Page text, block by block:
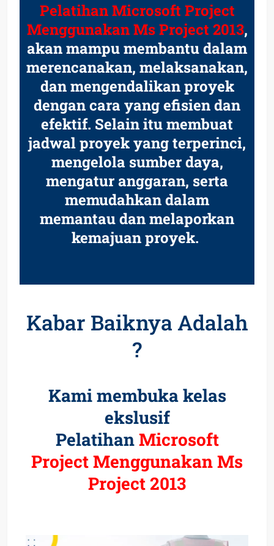
Pelatihan Microsoft Project
Menggunakan Ms Project 2013,
akan mampu membantu dalam
merencanakan, melaksanakan,
dan mengendalikan proyek
dengan cara yang efisien dan
efektif. Selain itu membuat
jadwal proyek yang terperinci,
mengelola sumber daya,
mengatur anggaran, serta
memudahkan dalam
memantau dan melaporkan
kemajuan proyek.
Kabar Baiknya Adalah
?
Kami membuka kelas
ekslusif
PelatihanMicrosoft
Project Menggunakan Ms
Project 2013